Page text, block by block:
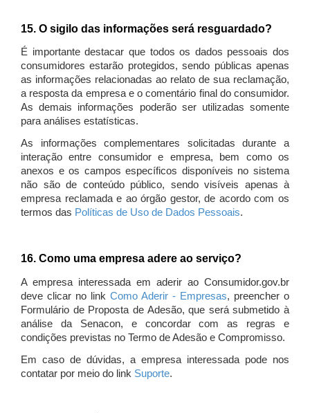
15. O sigilo das informações será resguardado?
É importante destacar que todos os dados pessoais dos
consumidores estarão protegidos, sendo públicas apenas
as informações relacionadas ao relato de sua reclamação,
a resposta da empresa e o comentário final do consumidor.
As demais informações poderão ser utilizadas somente
para análises estatísticas.
As informações complementares solicitadas durante a
interação entre consumidor e empresa, bem como os
anexos e os campos específicos disponíveis no sistema
não são de conteúdo público, sendo visíveis apenas à
empresa reclamada e ao órgão gestor, de acordo com os
termos das Políticas de Uso de Dados Pessoais.
16. Como uma empresa adere ao serviço?
A empresa interessada em aderir ao Consumidor.gov.br
deve clicar no link Como Aderir - Empresas, preencher o
Formulário de Proposta de Adesão, que será submetido à
análise da Senacon, e concordar com as regras e
condições previstas no Termo de Adesão e Compromisso.
Em caso de dúvidas, a empresa interessada pode nos
contatar por meio do link Suporte.